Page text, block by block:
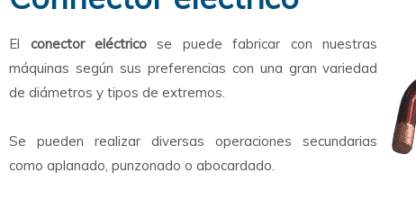
El conector eléctrico se puede fabricar con nuestras
máquinas según sus preferencias con una gran variedad
de diámetros y tipos de extremos.
Se pueden realizar diversas operaciones secundarias
como aplanado, punzonado o abocardado.